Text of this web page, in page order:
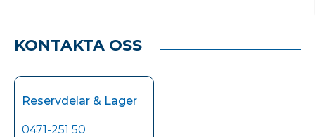
KONTAKTA OSS
Reservdelar & Lager
0471-251 50